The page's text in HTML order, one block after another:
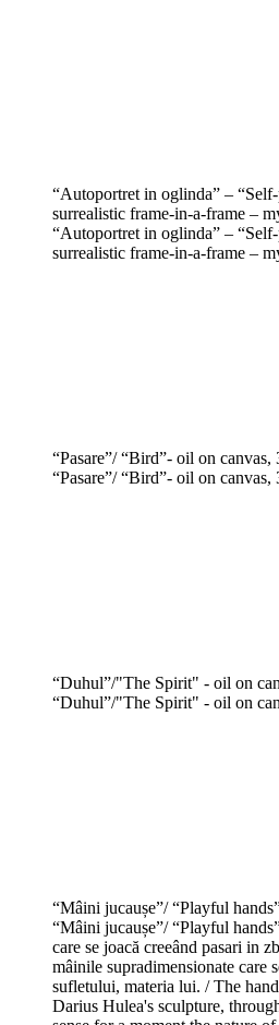
“Autoportret in oglinda” –
surrealistic frame-in-a-frame –
“Autoportret in oglinda” –
surrealistic frame-in-a-frame –
“Pasare”/ “Bird”- oil on
“Pasare”/ “Bird”- oil on
“Duhul”/"The Spirit" - oil on
“Duhul”/"The Spirit" - oil on
“Mâini jucaușe”/ “Playful
“Mâini jucaușe”/ “Playful
care se joacă creeând pasari in
mâinile supradimensionate care
sufletului, materia lui. / The
Darius Hulea's sculpture,